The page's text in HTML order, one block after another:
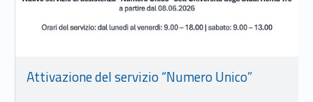
Attivazione del servizio “Numero Unico”